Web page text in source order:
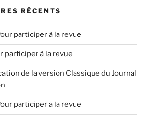
RÉCENTS
participer à la revue
participer à la revue
de la version Classique du Journal
participer à la revue